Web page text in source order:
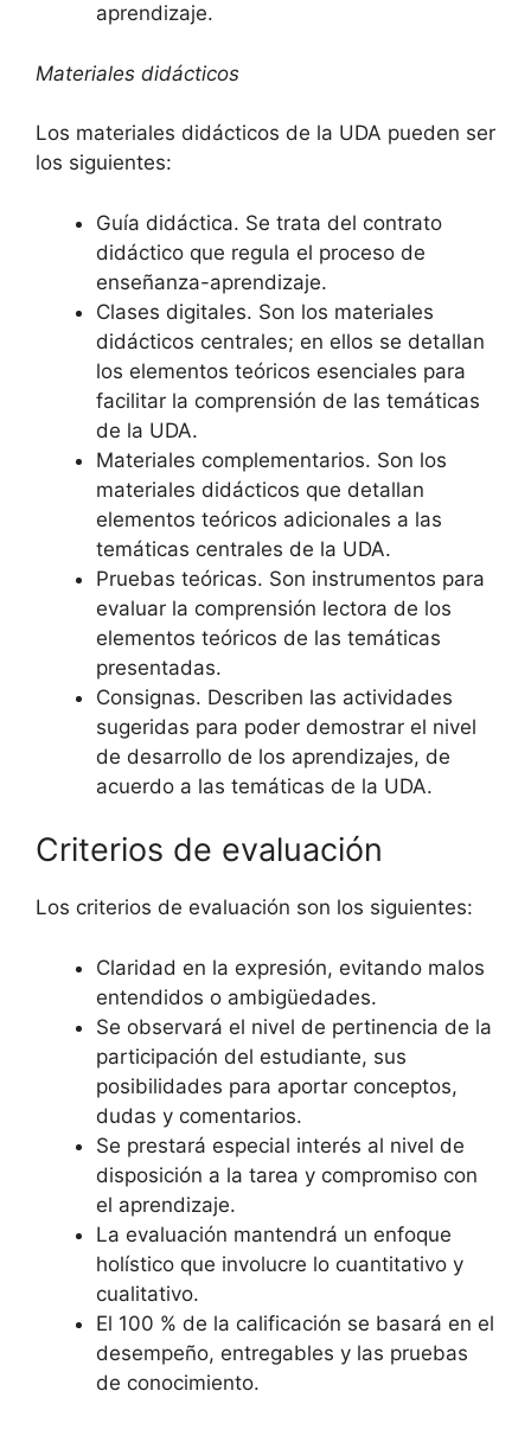
aprendizaje.
Materiales didácticos
Los materiales didácticos de la UDA pueden ser
los siguientes:
Guía didáctica. Se trata del contrato
didáctico que regula el proceso de
enseñanza-aprendizaje.
Clases digitales. Son los materiales
didácticos centrales; en ellos se detallan
los elementos teóricos esenciales para
facilitar la comprensión de las temáticas
de la UDA.
Materiales complementarios. Son los
materiales didácticos que detallan
elementos teóricos adicionales a las
temáticas centrales de la UDA.
Pruebas teóricas. Son instrumentos para
evaluar la comprensión lectora de los
elementos teóricos de las temáticas
presentadas.
Consignas. Describen las actividades
sugeridas para poder demostrar el nivel
de desarrollo de los aprendizajes, de
acuerdo a las temáticas de la UDA.
Criterios de evaluación
Los criterios de evaluación son los siguientes:
Claridad en la expresión, evitando malos
entendidos o ambigüedades.
Se observará el nivel de pertinencia de la
participación del estudiante, sus
posibilidades para aportar conceptos,
dudas y comentarios.
Se prestará especial interés al nivel de
disposición a la tarea y compromiso con
el aprendizaje.
La evaluación mantendrá un enfoque
holístico que involucre lo cuantitativo y
cualitativo.
El 100 % de la calificación se basará en el
desempeño, entregables y las pruebas
de conocimiento.